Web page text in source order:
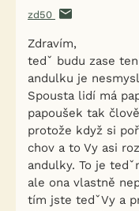
zd50
Zdravím,
tedˇ budu zase
andulku je
Spousta lidí má
papoušek tak
protože když si
chov a to Vy asi
andulky. To je
ale ona vlastně
tím jste tedˇVy a